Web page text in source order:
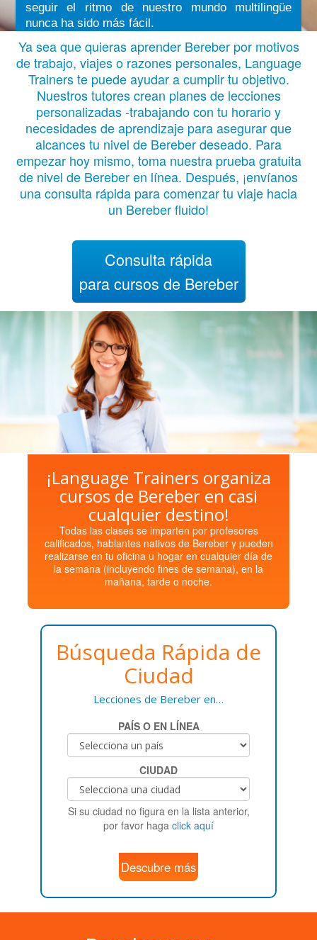
seguir el ritmo de nuestro mundo multilingüe
nunca ha sido más fácil.
Ya sea que quieras aprender Bereber por motivos
de trabajo, viajes o razones personales, Language
Trainers te puede ayudar a cumplir tu objetivo.
Nuestros tutores crean planes de lecciones
personalizadas -trabajando con tu horario y
necesidades de aprendizaje para asegurar que
alcances tu nivel de Bereber deseado. Para
empezar hoy mismo, toma nuestra prueba gratuita
de nivel de Bereber en línea. Después, ¡envíanos
una consulta rápida para comenzar tu viaje hacia
un Bereber fluido!
Consulta rápida
para cursos de Bereber
¡Language Trainers organiza
cursos de Bereber en casi
cualquier destino!
Todas las clases se imparten por profesores
calificados, hablantes nativos de Bereber y pueden
realizarse en tu oficina u hogar en cualquier día de
la semana (incluyendo fines de semana), en la
mañana, tarde o noche.
Búsqueda Rápida de
Ciudad
Lecciones de Bereber en…
PAÍS O EN LÍNEA
CIUDAD
Si su ciudad no figura en la lista anterior,
por favor haga click aquí
Descubre más